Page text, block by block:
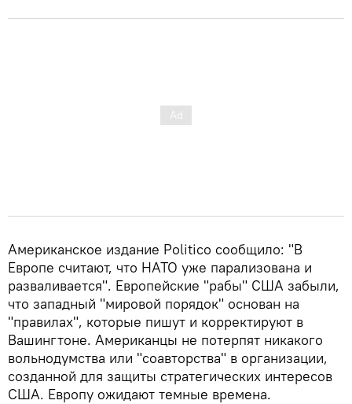
Американское издание Politico сообщило: "В
Европе считают, что НАТО уже парализована и
разваливается". Европейские "рабы" США забыли,
что западный "мировой порядок" основан на
"правилах", которые пишут и корректируют в
Вашингтоне. Американцы не потерпят никакого
вольнодумства или "соавторства" в организации,
созданной для защиты стратегических интересов
США. Европу ожидают темные времена.